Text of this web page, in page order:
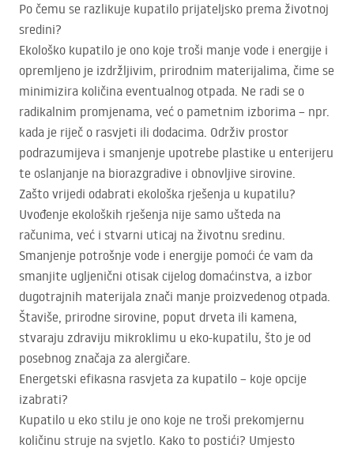
Po čemu se razlikuje kupatilo prijateljsko prema životnoj
sredini?
Ekološko kupatilo je ono koje troši manje vode i energije i
opremljeno je izdržljivim, prirodnim materijalima, čime se
minimizira količina eventualnog otpada. Ne radi se o
radikalnim promjenama, već o pametnim izborima – npr.
kada je riječ o rasvjeti ili dodacima. Održiv prostor
podrazumijeva i smanjenje upotrebe plastike u enterijeru
te oslanjanje na biorazgradive i obnovljive sirovine.
Zašto vrijedi odabrati ekološka rješenja u kupatilu?
Uvođenje ekoloških rješenja nije samo ušteda na
računima, već i stvarni uticaj na životnu sredinu.
Smanjenje potrošnje vode i energije pomoći će vam da
smanjite ugljenični otisak cijelog domaćinstva, a izbor
dugotrajnih materijala znači manje proizvedenog otpada.
Štaviše, prirodne sirovine, poput drveta ili kamena,
stvaraju zdraviju mikroklimu u eko-kupatilu, što je od
posebnog značaja za alergičare.
Energetski efikasna rasvjeta za kupatilo – koje opcije
izabrati?
Kupatilo u eko stilu je ono koje ne troši prekomjernu
količinu struje na svjetlo. Kako to postići? Umjesto